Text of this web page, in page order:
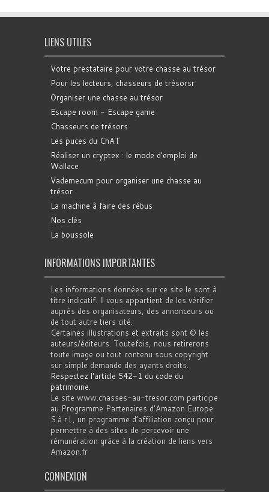
LIENS UTILES
Votre prestataire pour votre chasse au trésor
Pour les lecteurs, chasseurs de trésorsr
Organiser une chasse au trésor
Escape room - Escape game
Chasseurs de trésors
Les puces du ChAT
Réaliser un cryptex : le mode d'emploi de
Wallace
Vademecum pour organiser une chasse au
trésor
La machine à faire des rébus
Nos clés
La boussole
INFORMATIONS IMPORTANTES
Les informations données sur ce site le sont à
titre indicatif. Il vous appartient de les vérifier
auprès des organisateurs, des annonceurs ou
de tout autre tiers cité.
Certaines illustrations et extraits sont © les
auteurs/éditeurs. Toutefois, nous retirerons
toute image ou tout contenu sous copyright
sur simple demande des ayants droits.
Respectez l'article 542-1 du code du
patrimoine.
Le site www.chasses-au-tresor.com participe
au Programme Partenaires d’Amazon Europe
S.à r.l., un programme d’affiliation conçu pour
permettre à des sites de percevoir une
rémunération grâce à la création de liens vers
Amazon.fr
CONNEXION